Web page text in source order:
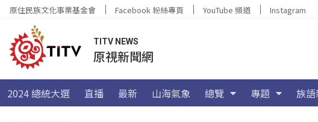
原住民族文化事業基金會 Facebook 粉絲專頁 YouTube 頻道 Instagram
TITV NEWS
原視新聞網
2024 總統大選 直播 最新 山海氣象 總覽 專題 族